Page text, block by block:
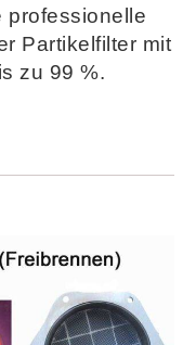
professionelle
Partikelfilter mit
zu 99 %.